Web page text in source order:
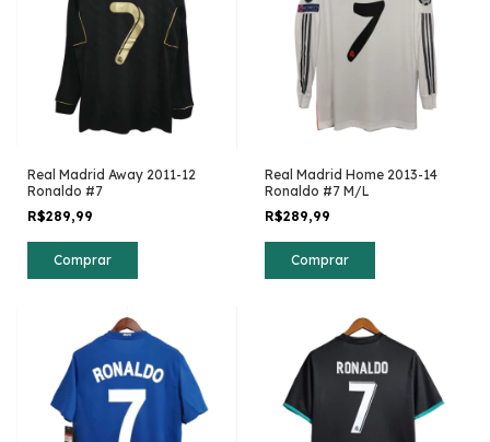
Real Madrid Away 2011-12
Ronaldo #7
R$289,99
Comprar
Real Madrid Home 2013-14
Ronaldo #7 M/L
R$289,99
Comprar